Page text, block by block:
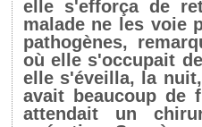
elle s'efforça de
malade ne les voie
pathogènes,
où elle s'occupait
elle s'éveilla, la
avait beaucoup de
attendait un